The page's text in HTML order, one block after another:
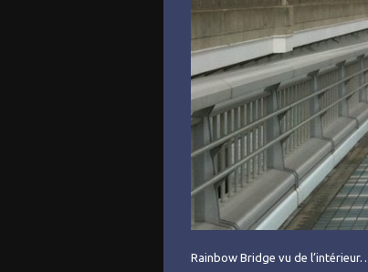
Rainbow Bridge vu de